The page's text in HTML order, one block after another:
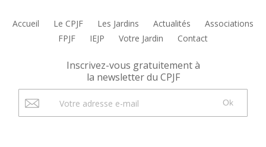
Accueil Le CPJF Les Jardins Actualités
Associations
FPJF
IEJP Votre Jardin Contact
Inscrivez-vous gratuitement à
la newsletter du CPJF
Ok